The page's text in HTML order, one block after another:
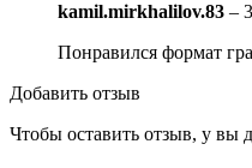
kamil.mirkhalilov.83 –
Понравился формат
Добавить отзыв
Чтобы оставить отзыв, у вы